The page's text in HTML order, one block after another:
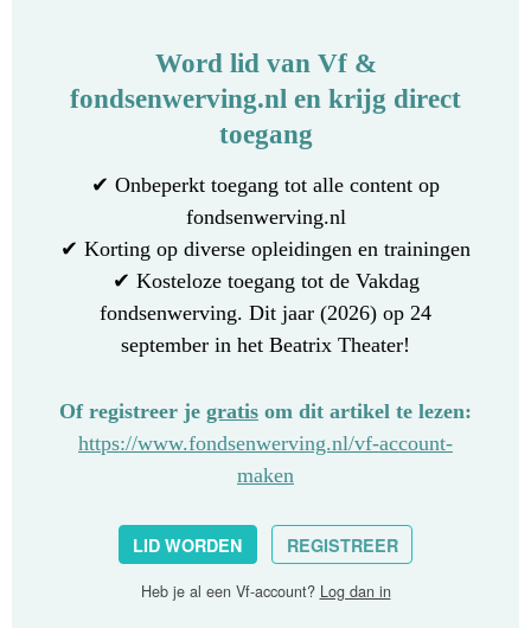
Word lid van Vf &
fondsenwerving.nl en krijg direct
toegang
✔ Onbeperkt toegang tot alle content op
fondsenwerving.nl
✔ Korting op diverse opleidingen en trainingen
✔ Kosteloze toegang tot de Vakdag
fondsenwerving. Dit jaar (2026) op 24
september in het Beatrix Theater!
Of registreer je gratis om dit artikel te lezen:
https://www.fondsenwerving.nl/vf-account-
maken
LID WORDEN REGISTREER
Heb je al een Vf-account? Log dan in